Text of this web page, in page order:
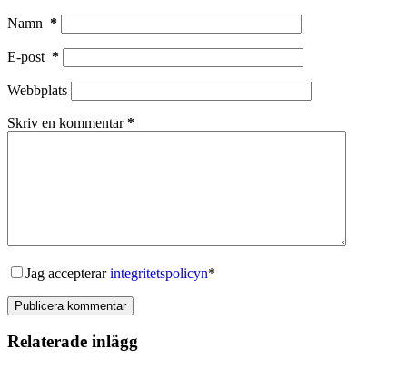
Namn *
E-post *
Webbplats
Skriv en kommentar*
Jag accepterarintegritetspolicyn*
Publicera kommentar
Relaterade inlägg